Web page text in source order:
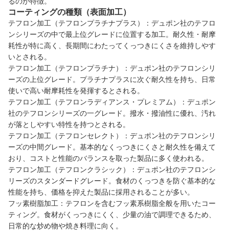
コーティングの種類（表面加工）
テフロン加工（テフロンプラチナプラス）：デュポン社のテフロ
ンシリーズの中で最上位グレードに位置する加工。耐久性・耐摩
耗性が特に高く、長期間にわたってくっつきにくさを維持しやす
いとされる。
テフロン加工（テフロンプラチナ）：デュポン社のテフロンシリ
ーズの上位グレード。プラチナプラスに次ぐ耐久性を持ち、日常
使いで高い耐摩耗性を発揮するとされる。
テフロン加工（テフロンラディアンス・プレミアム）：デュポン
社のテフロンシリーズの一グレード。撥水・撥油性に優れ、汚れ
が落としやすい特性を持つとされる。
テフロン加工（テフロンセレクト）：デュポン社のテフロンシリ
ーズの中間グレード。基本的なくっつきにくさと耐久性を備えて
おり、コストと性能のバランスを取った製品に多く使われる。
テフロン加工（テフロンクラシック）：デュポン社のテフロンシ
リーズのスタンダードグレード。食材のくっつきを防ぐ基本的な
性能を持ち、価格を抑えた製品に採用されることが多い。
フッ素樹脂加工：テフロンを含むフッ素系樹脂全般を用いたコー
ティング。食材がくっつきにくく、少量の油で調理できるため、
日常的な炒め物や焼き料理に向く。